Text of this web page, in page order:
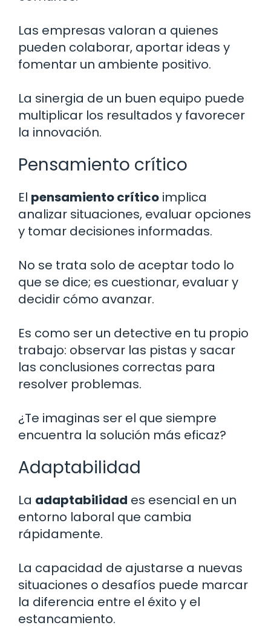
Las empresas valoran a quienes
pueden colaborar, aportar ideas y
fomentar un ambiente positivo.
La sinergia de un buen equipo puede
multiplicar los resultados y favorecer
la innovación.
Pensamiento crítico
El pensamiento crítico implica
analizar situaciones, evaluar opciones
y tomar decisiones informadas.
No se trata solo de aceptar todo lo
que se dice; es cuestionar, evaluar y
decidir cómo avanzar.
Es como ser un detective en tu propio
trabajo: observar las pistas y sacar
las conclusiones correctas para
resolver problemas.
¿Te imaginas ser el que siempre
encuentra la solución más eficaz?
Adaptabilidad
La adaptabilidad es esencial en un
entorno laboral que cambia
rápidamente.
La capacidad de ajustarse a nuevas
situaciones o desafíos puede marcar
la diferencia entre el éxito y el
estancamiento.